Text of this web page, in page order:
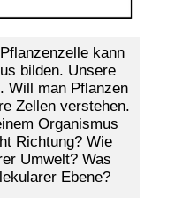
kann
bilden. Unsere
Will man Pflanzen
Zellen verstehen.
Organismus
Richtung? Wie
Umwelt? Was
Ebene?